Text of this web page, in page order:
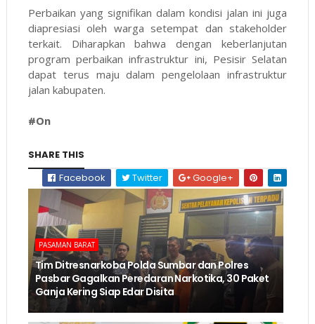
Perbaikan yang signifikan dalam kondisi jalan ini juga
diapresiasi oleh warga setempat dan stakeholder
terkait. Diharapkan bahwa dengan keberlanjutan
program perbaikan infrastruktur ini, Pesisir Selatan
dapat terus maju dalam pengelolaan infrastruktur
jalan kabupaten.
#On
SHARE THIS
Facebook
Twitter Google+
PASAMAN BARAT
Tim Ditresnarkoba Polda Sumbar dan Polres
Pasbar Gagalkan Peredaran Narkotika, 30 Paket
Ganja Kering Siap Edar Disita